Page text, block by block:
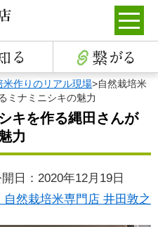
米作りのリアル現場>自然栽培米
ミナミニシキの魅力
キを作る縄田さんが
力
日：2020年12月19日
自然栽培米専門店 井田敦之